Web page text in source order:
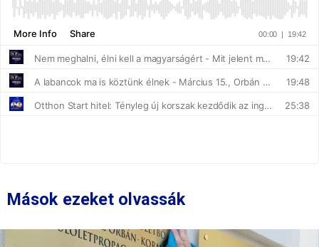
Mások ezeket olvassák